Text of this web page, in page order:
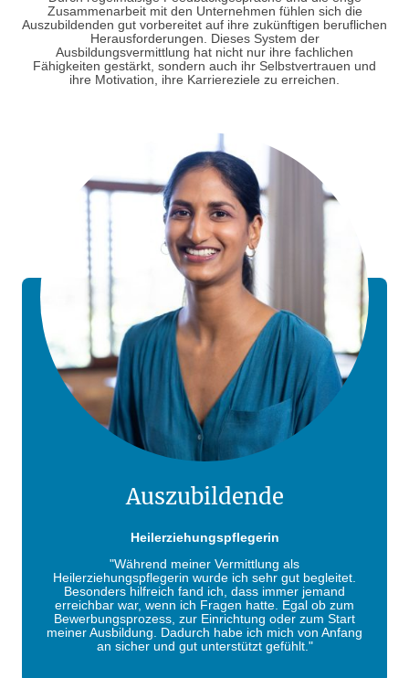
Zusammenarbeit mit den Unternehmen fühlen sich die
Auszubildenden gut vorbereitet auf ihre zukünftigen beruflichen
Herausforderungen. Dieses System der
Ausbildungsvermittlung hat nicht nur ihre fachlichen
Fähigkeiten gestärkt, sondern auch ihr Selbstvertrauen und
ihre Motivation, ihre Karriereziele zu erreichen.
Auszubildende
Heilerziehungspflegerin
"Während meiner Vermittlung als
Heilerziehungspflegerin wurde ich sehr gut begleitet.
Besonders hilfreich fand ich, dass immer jemand
erreichbar war, wenn ich Fragen hatte. Egal ob zum
Bewerbungsprozess, zur Einrichtung oder zum Start
meiner Ausbildung. Dadurch habe ich mich von Anfang
an sicher und gut unterstützt gefühlt."